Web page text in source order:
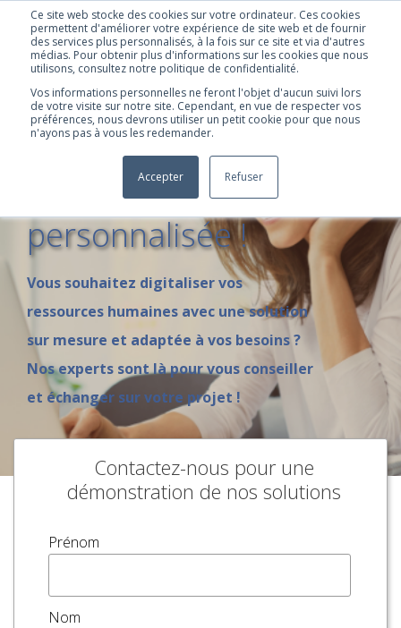
Ce site web stocke des cookies sur votre ordinateur. Ces cookies
permettent d'améliorer votre expérience de site web et de fournir
des services plus personnalisés, à la fois sur ce site et via d'autres
médias. Pour obtenir plus d'informations sur les cookies que nous
utilisons, consultez notre politique de confidentialité.
Vos informations personnelles ne feront l'objet d'aucun suivi lors
de votre visite sur notre site. Cependant, en vue de respecter vos
préférences, nous devrons utiliser un petit cookie pour que nous
n'ayons pas à vous les redemander.
Accepter Refuser
Demandez votre
démonstration
personnalisée !
Vous souhaitez digitaliser vos
ressources humaines avec une solution
sur mesure et adaptée à vos besoins ?
Nos experts sont là pour vous conseiller
et échanger sur votre projet !
Contactez-nous pour une
démonstration de nos solutions
Prénom
Nom